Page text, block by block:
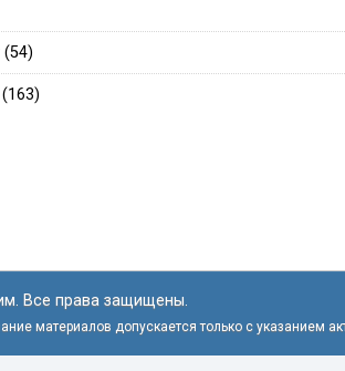
(54)
(163)
Все права защищены.
материалов допускается только с указанием